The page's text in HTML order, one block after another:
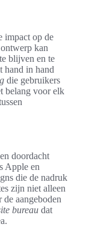
impact op de
kan
blijven en te
hand in hand
die gebruikers
belang voor elk
doordacht
Apple en
die de nadruk
zijn niet alleen
aangeboden
bureau dat